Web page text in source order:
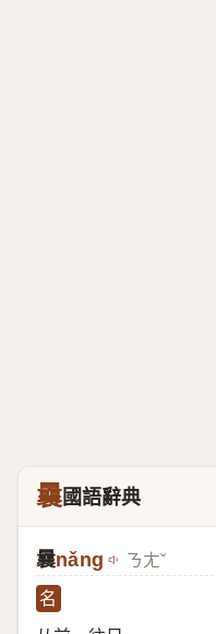
曩國語辭典
曩nǎng ㄋㄤˇ
名